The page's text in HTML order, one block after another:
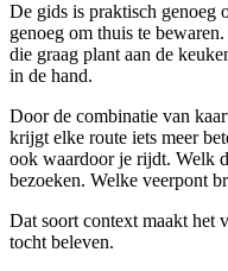
De gids is praktisch genoeg
genoeg om thuis te
die graag plant aan de
in de hand.
Door de combinatie van
krijgt elke route iets meer
ook waardoor je rijdt. Welk
bezoeken. Welke veerpont
Dat soort context maakt het
tocht beleven.